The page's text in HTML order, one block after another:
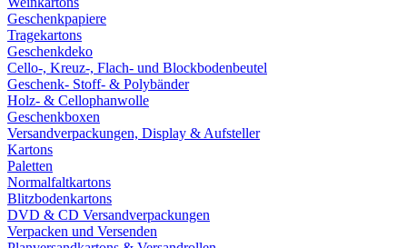
Geschenkpapiere
Tragekartons
Geschenkdeko
Cello-, Kreuz-, Flach- und Blockbodenbeutel
Geschenk- Stoff- & Polybänder
Holz- & Cellophanwolle
Geschenkboxen
Versandverpackungen, Display & Aufsteller
Kartons
Paletten
Normalfaltkartons
Blitzbodenkartons
DVD & CD Versandverpackungen
Verpacken und Versenden